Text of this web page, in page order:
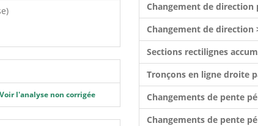
Voir l'analyse non corrigée
Changement de direction
Changement de direction
Sections rectilignes
Tronçons en ligne droite
Changements de pente
Changements de pente